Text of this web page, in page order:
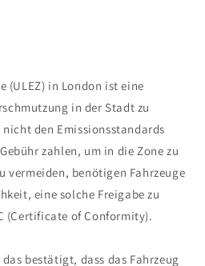
(ULEZ) in London ist eine
in der Stadt zu
den Emissionsstandards
zahlen, um in die Zone zu
vermeiden, benötigen Fahrzeuge
eine solche Freigabe zu
(Certificate of Conformity).
bestätigt, dass das Fahrzeug